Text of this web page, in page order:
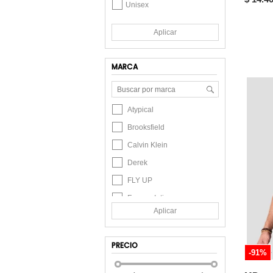
Unisex
Aplicar
MARCA
Atypical
Brooksfield
Calvin Klein
Derek
FLY UP
Formas Intimas
Kenneth Cole
MP
Aplicar
PRECIO
-91%